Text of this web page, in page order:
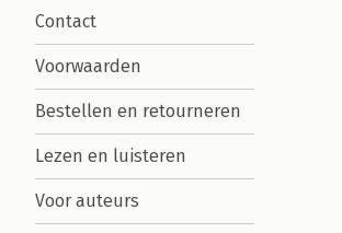
Contact
Voorwaarden
Bestellen en retourneren
Lezen en luisteren
Voor auteurs